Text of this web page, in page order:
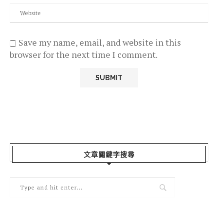
Save my name, email, and website in this
browser for the next time I comment.
文章關鍵字搜尋